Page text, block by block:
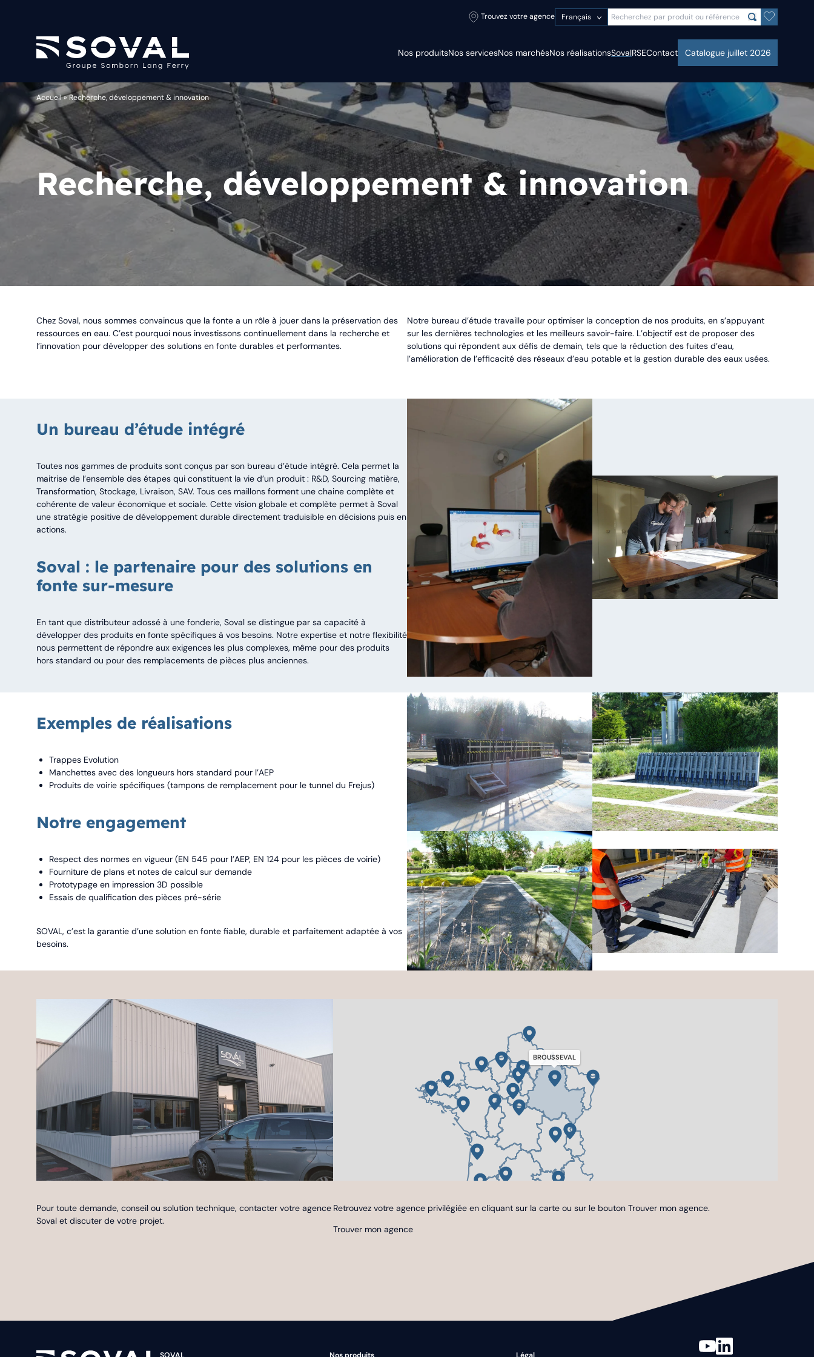
Trouvez votre agence Français
Nos produitsNos servicesNos marchésNos réalisationsSovalRSEContact Catalogue juillet 2026
Accueil»Recherche, développement & innovation
Recherche, développement & innovation
Chez Soval, nous sommes convaincus que la fonte a un rôle à jouer dans la préservation des
ressources en eau. C’est pourquoi nous investissons continuellement dans la recherche et
l’innovation pour développer des solutions en fonte durables et performantes.
Notre bureau d’étude travaille pour optimiser la conception de nos produits, en s’appuyant
sur les dernières technologies et les meilleurs savoir-faire. L’objectif est de proposer des
solutions qui répondent aux défis de demain, tels que la réduction des fuites d’eau,
l’amélioration de l’efficacité des réseaux d’eau potable et la gestion durable des eaux usées.
Un bureau d’étude intégré
Toutes nos gammes de produits sont conçus par son bureau d’étude intégré. Cela permet la
maitrise de l’ensemble des étapes qui constituent la vie d’un produit : R&D, Sourcing matière,
Transformation, Stockage, Livraison, SAV. Tous ces maillons forment une chaine complète et
cohérente de valeur économique et sociale. Cette vision globale et complète permet à Soval
une stratégie positive de développement durable directement traduisible en décisions puis en
actions.
Soval : le partenaire pour des solutions en
fonte sur-mesure
En tant que distributeur adossé à une fonderie, Soval se distingue par sa capacité à
développer des produits en fonte spécifiques à vos besoins. Notre expertise et notre flexibilité
nous permettent de répondre aux exigences les plus complexes, même pour des produits
hors standard ou pour des remplacements de pièces plus anciennes.
Exemples de réalisations
Trappes Evolution
Manchettes avec des longueurs hors standard pour l’AEP
Produits de voirie spécifiques (tampons de remplacement pour le tunnel du Frejus)
Notre engagement
Respect des normes en vigueur (EN 545 pour l’AEP, EN 124 pour les pièces de voirie)
Fourniture de plans et notes de calcul sur demande
Prototypage en impression 3D possible
Essais de qualification des pièces pré-série
SOVAL, c’est la garantie d’une solution en fonte fiable, durable et parfaitement adaptée à vos
besoins.
Pour toute demande, conseil ou solution technique, contacter votre agence
Soval et discuter de votre projet.
BROUSSEVAL
Retrouvez votre agence privilégiée en cliquant sur la carte ou sur le bouton Trouver mon agence.
Trouver mon agence